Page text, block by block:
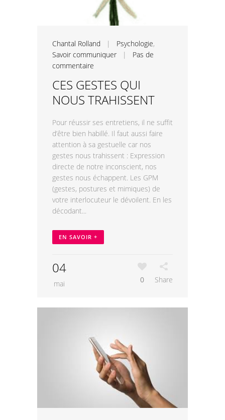
Chantal Rolland | Psychologie,
Savoir communiquer | Pas de
commentaire
CES GESTES QUI
NOUS TRAHISSENT
Pour réussir ses entretiens, il ne suffit
d’être bien habillé. Il faut aussi faire
attention à sa gestuelle car nos
gestes nous trahissent : Expression
directe de notre inconscient, nos
gestes nous échappent. Les GPM
(gestes, postures et mimiques) de
votre interlocuteur le dévoilent. En les
décodant...
EN SAVOIR +
04
mai 0 Share